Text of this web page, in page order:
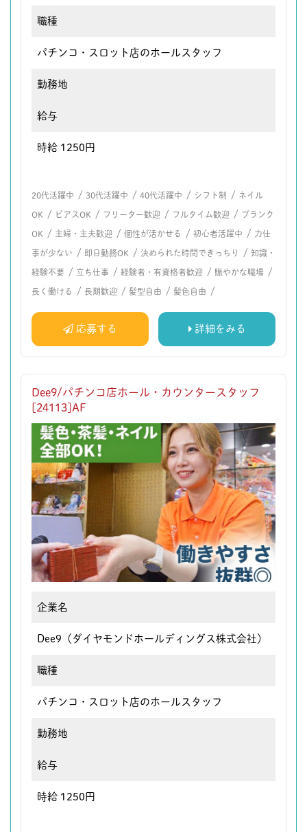
職種
パチンコ・スロット店のホールスタッフ
勤務地
給与
時給 1250円
20代活躍中 / 30代活躍中 / 40代活躍中 / シフト制 / ネイル
OK / ピアスOK / フリーター歓迎 / フルタイム歓迎 / ブランク
OK / 主婦・主夫歓迎 / 個性が活かせる / 初心者活躍中 / 力仕
事が少ない / 即日勤務OK / 決められた時間できっちり / 知識・
経験不要 / 立ち仕事 / 経験者・有資格者歓迎 / 賑やかな職場 /
長く働ける / 長期歓迎 / 髪型自由 / 髪色自由 /
応募する 詳細をみる
Dee9/パチンコ店ホール・カウンタースタッフ
[24113]AF
企業名
Dee9（ダイヤモンドホールディングス株式会社）
職種
パチンコ・スロット店のホールスタッフ
勤務地
給与
時給 1250円